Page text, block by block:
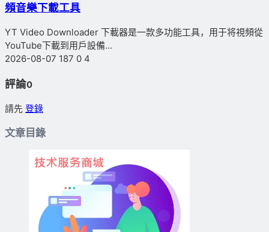
頻音樂下載工具
YT Video Downloader 下載器是一款多功能工具，用于将視頻從
YouTube下載到用戶設備...
2026-08-07 187 0 4
評論0
請先 登錄
文章目錄